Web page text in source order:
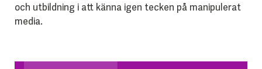
och utbildning i att känna igen tecken på manipulerat
media.